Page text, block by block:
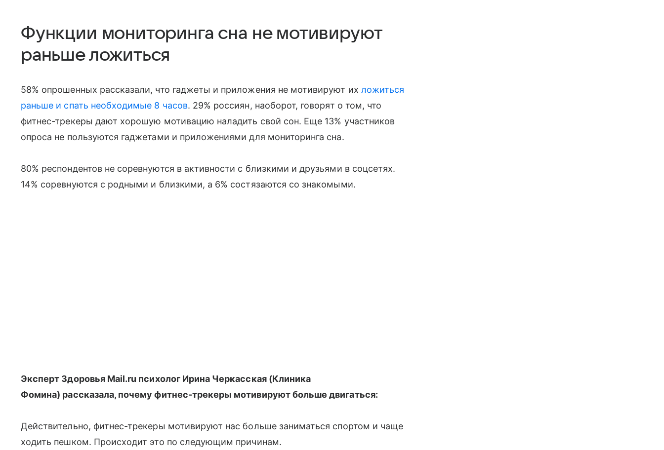
Функции мониторинга сна не мотивируют
раньше ложиться
58% опрошенных рассказали, что гаджеты и приложения не мотивируют их ложиться
раньше и спать необходимые 8 часов. 29% россиян, наоборот, говорят о том, что
фитнес-трекеры дают хорошую мотивацию наладить свой сон. Еще 13% участников
опроса не пользуются гаджетами и приложениями для мониторинга сна.
80% респондентов не соревнуются в активности с близкими и друзьями в соцсетях.
14% соревнуются с родными и близкими, а 6% состязаются со знакомыми.
Эксперт Здоровья Mail.ru психолог Ирина Черкасская (Клиника
Фомина) рассказала, почему фитнес-трекеры мотивируют больше двигаться:
Действительно, фитнес-трекеры мотивируют нас больше заниматься спортом и чаще
ходить пешком. Происходит это по следующим причинам.